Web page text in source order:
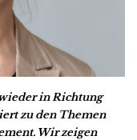
in Richtung
zu den Themen
Wir zeigen